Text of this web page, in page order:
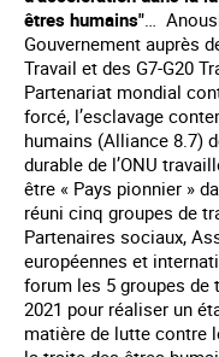
êtres humains" …
Gouvernement auprès
Travail et des G7-G20
Partenariat mondial
forcé, l’esclavage
humains (Alliance 8.7)
durable de l’ONU
être « Pays pionnier »
réuni cinq groupes de
Partenaires sociaux,
européennes et
forum les 5 groupes
2021 pour réaliser un
matière de lutte contre